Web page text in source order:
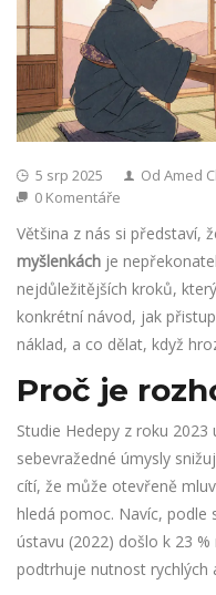
5 srp 2025 Od Amed
0 Komentáře
Většina z nás si představí,
myšlenkách je
nejdůležitějších kroků,
konkrétní návod, jak
náklad, a co dělat, když
Proč je
Studie Hedepy z roku
sebevražedné úmysly
cítí, že může otevřeně
hledá pomoc. Navíc,
ústavu (2022) došlo k 23
podtrhuje nutnost rychlých